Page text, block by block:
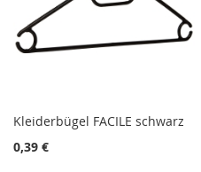
Kleiderbügel FACILE schwarz
0,39 €